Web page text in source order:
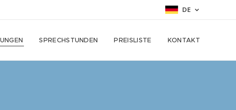
DE
SPRECHSTUNDEN PREISLISTE KONTAKT